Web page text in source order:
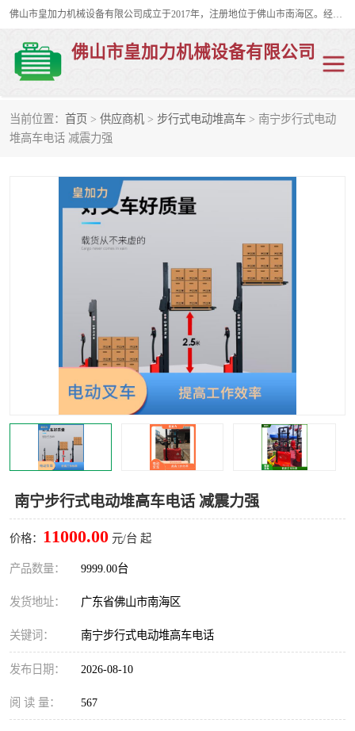
佛山市皇加力机械设备有限公司成立于2017年，注册地位于佛山市南海区。经营范围包括：其他机械设备及电子产品批发、电气设备批发、贸易代理、五金产品批发等；主要产品有：移动式登车桥、叉车装卸货平台、移动式升降机、升降货梯、油桶夹具、电动堆高车。
佛山市皇加力机械设备有限公司
当前位置： 首页 > 供应商机 > 步行式电动堆高车 > 南宁步行式电动
堆高车电话 减震力强
南宁步行式电动堆高车电话 减震力强
价格： 11000.00 元/台 起
产品数量： 9999.00台
发货地址： 广东省佛山市南海区
关键词： 南宁步行式电动堆高车电话
发布日期： 2026-08-10
阅 读 量： 567
移动式登车桥
步行式电动堆高车 移动登车台
叉车装卸货平台 电动搬运车
移动式升降平台 升降货梯
油桶夹具